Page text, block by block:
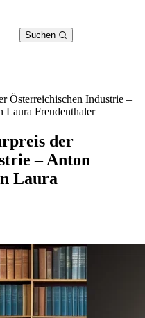
Suchen
Österreichischen Industrie –
Laura Freudenthaler
der
– Anton
Laura